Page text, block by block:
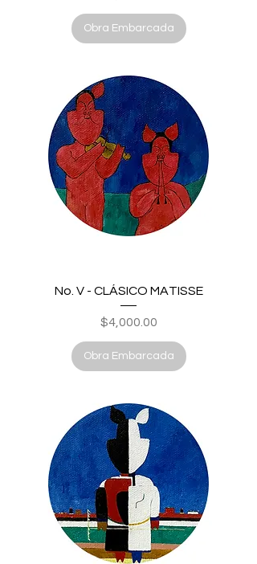
Obra Embarcada
No. V - CLÁSICO MATISSE
Price
$4,000.00
Obra Embarcada